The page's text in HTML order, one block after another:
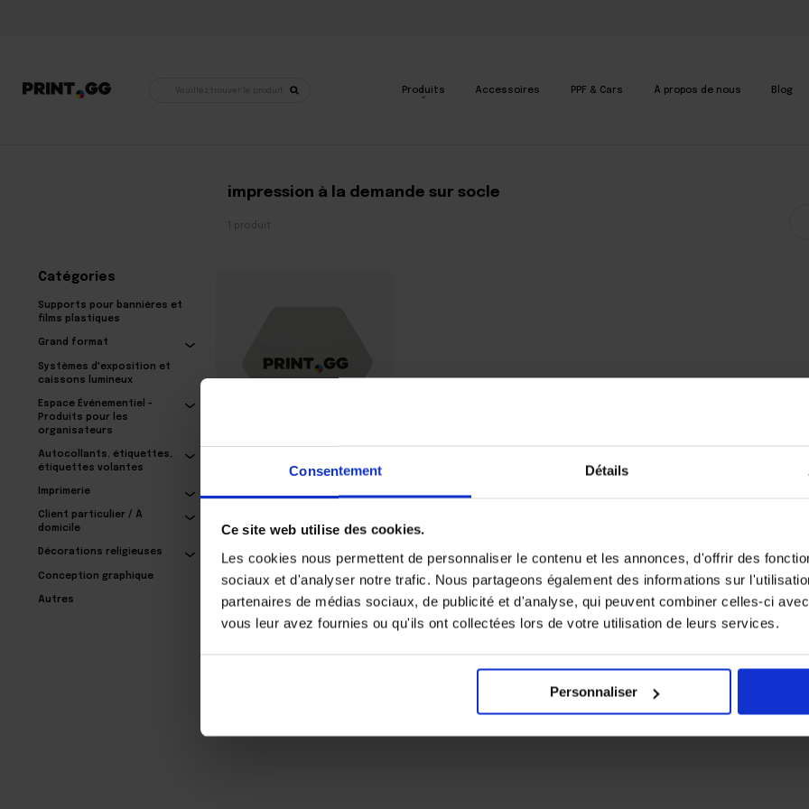
Consentement Détails
Ce site web utilise des cookies.
Les cookies nous permettent de personnaliser le contenu et les annonces, d'offrir des
sociaux et d'analyser notre trafic. Nous partageons également des informations sur
partenaires de médias sociaux, de publicité et d'analyse, qui peuvent combiner celles-ci
vous leur avez fournies ou qu'ils ont collectées lors de votre utilisation de leurs services.
Personnaliser
Produits Accessoires PPF & Cars À propos de nous Blog
impression à la demande sur socle
1 produit
Catégories
Supports pour bannières et
films plastiques
Grand format
Systèmes d'exposition et
caissons lumineux
Espace Événementiel -
Produits pour les
organisateurs
Autocollants, étiquettes,
étiquettes volantes
Imprimerie
Client particulier / À
domicile
Décorations religieuses
Conception graphique
Autres
for beer
30,69€